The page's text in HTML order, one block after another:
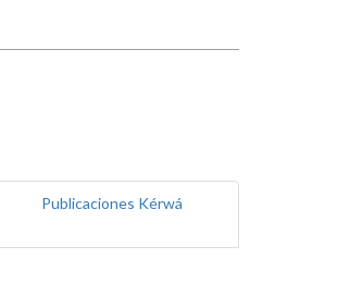
Publicaciones Kérwá